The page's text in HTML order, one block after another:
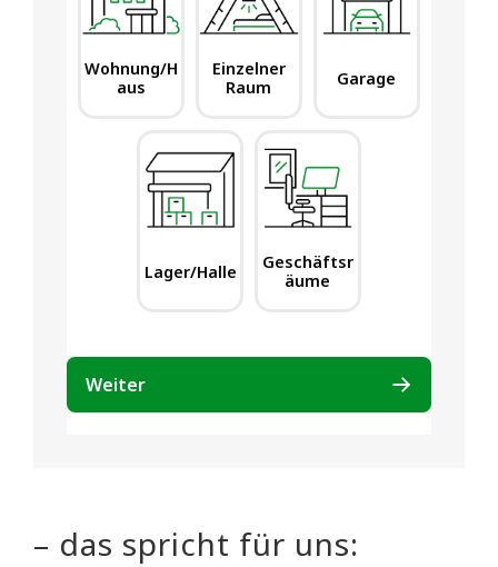
– das spricht für uns: